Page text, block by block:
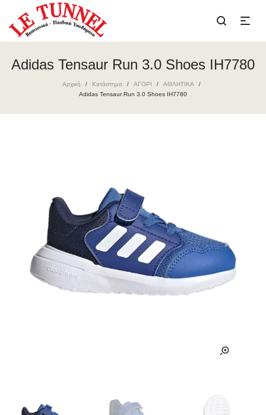
Adidas Tensaur Run 3.0 Shoes IH7780
Αρχική / Κατάστημα / ΑΓΟΡΙ / ΑΘΛΗΤΙΚΑ /
Adidas Tensaur Run 3.0 Shoes IH7780